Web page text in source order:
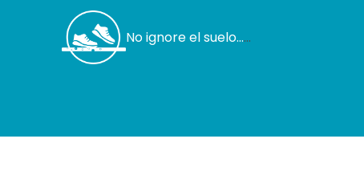
No ignore el suelo…...